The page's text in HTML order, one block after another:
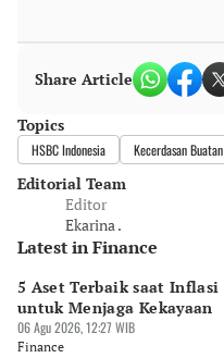
Share Article
Topics
HSBC Indonesia Kecerdasan Buatan
Editorial Team
Editor
Ekarina .
Latest in Finance
5 Aset Terbaik saat Inflasi
untuk Menjaga Kekayaan
06 Agu 2026, 12:27 WIB
Finance